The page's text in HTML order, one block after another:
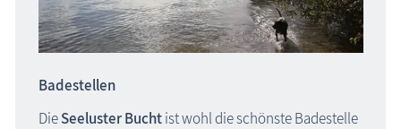
Badestellen
DieSeeluster Buchtist wohl die schönste Badestelle